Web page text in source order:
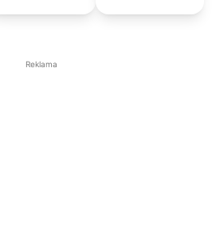
Reklama